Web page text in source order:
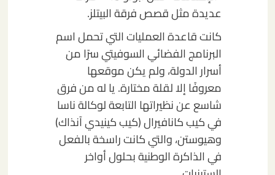
عديدة مثل قصص فرقة البيتلز.
كانت قاعدة العمليات التي تحمل اسم
البرنامج الفضائي السوفيتي سرًا من
أسرار الدولة، ولم يكن موقعها
معروفًا إلا لقلة مختارة. يا له من فرق
شاسع عن نظيراتها التابعة لوكالة ناسا
في كيب كانافيرال (كيب كينيدي آنذاك)
وهيوستن، والتي كانت راسخة بالفعل
في الذاكرة الوطنية بحلول أواخر